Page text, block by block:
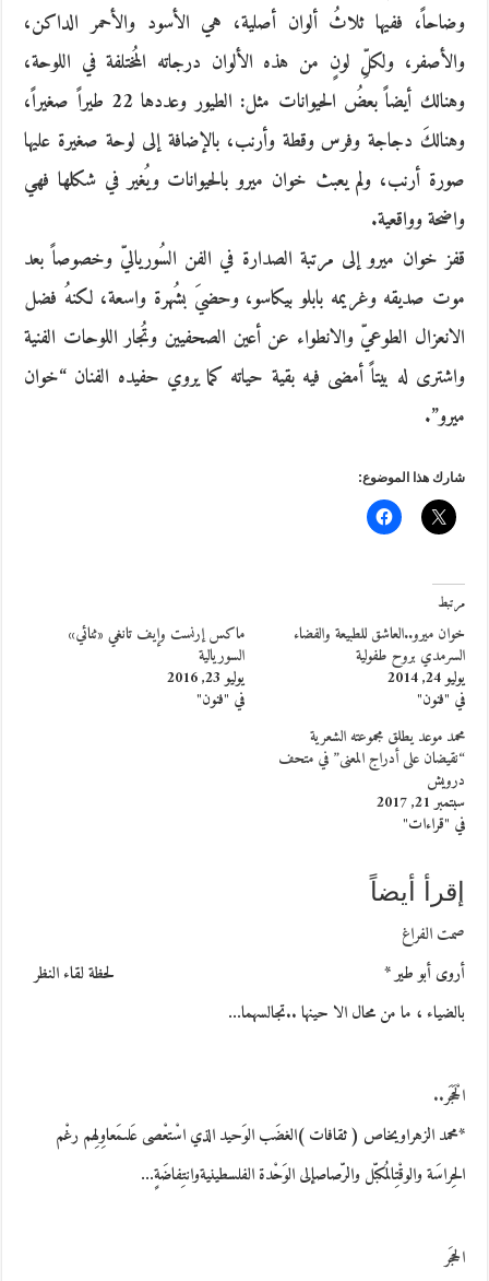
وضاحاً، ففيها ثلاثُ ألوان أصلية، هي الأسود والأحمر الداكن،
والأصفر، ولكلِّ لونٍ من هذه الألوان درجاته المُختلفة في اللوحة،
وهنالك أيضاً بعضُ الحيوانات مثل: الطيور وعددها 22 طيراً صغيراً،
وهنالكَ دجاجة وفرس وقطة وأرنب، بالإضافة إلى لوحة صغيرة عليها
صورة أرنب، ولم يعبث خوان ميرو بالحيوانات ويُغير في شكلها فهي
واضحة وواقعية.
قفز خوان ميرو إلى مرتبة الصدارة في الفن السُورياليّ وخصوصاً بعد
موت صديقه وغريمه بابلو بيكاسو، وحضيَ بشُهرة واسعة، لكنهُ فضل
الانعزال الطوعيّ والانطواء عن أعين الصحفيين وتُجار اللوحات الفنية
واشترى له بيتاً أمضى فيه بقية حياته كما يروي حفيده الفنان “خوان
ميرو”.
شارك هذا الموضوع:
مرتبط
خوان ميرو..العاشق للطبيعة والفضاء
السرمدي بروح طفولية
يوليو 24, 2014
في "فنون"
ماكس إرنست وإيف تانغي «ثنائي»
السوريالية
يوليو 23, 2016
في "فنون"
محمد موعد يطلق مجموعته الشعرية
“نقيضان على أدراج المعنى” في متحف
درويش
سبتمبر 21, 2017
في "قراءات"
إقرأ أيضاً
صمت الفراغ
أروى أبو طير * لحظة لقاء النظر
بالضياء ، ما من محال الا حينها ..تجالسهما…
الْحَجَر..
*محمد الزهراويخاص ( ثقافات )الغضَب الوَحيد الذي اسْتعْصى عَلىمَعاوِلِهم رغْم
الحِراسَة والوقْتِالمُكبّل والرّصاصإلى الوَحْدة الفلسطينيةوانتِفاضَةٍ…
الحجَر